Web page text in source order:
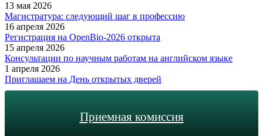
13 мая 2026
Магистратура: следующий шаг в профессию
16 апреля 2026
Регистрация на OpenBio-2026 открыта
15 апреля 2026
Консультации по научным работам на английском языке
1 апреля 2026
Приглашаем на День открытых дверей
Приемная комиссия